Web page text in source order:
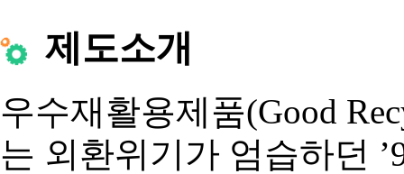
제도소개
우수재활용제품(Good
는 외환위기가 엄습하던